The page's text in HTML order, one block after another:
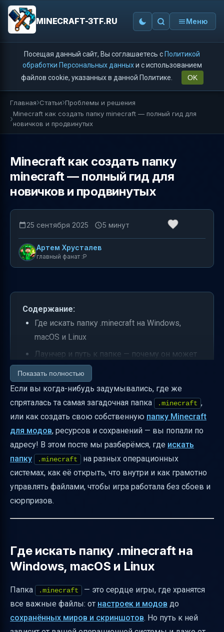
MINECRAFT-3TF.RU Меню
Посещая данный сайт, Вы соглашаетесь с Политикой
обработки Персональных данныхи с использованием
файлов cookie, указанных в данной Политике.
OK
Главная Статьи Проблемы и решения
Minecraft как создать папку minecraft — полный гид для
новичков и продвинутых
Minecraft как создать папку
minecraft — полный гид для
новичков и продвинутых
25 сентября 2025 5 минут
Артем Хрусталев
главный фанат :P
Содержание:
Где искать папку .minecraft на Windows,
macOS и Linux
Лаунчер и путь к папке — почему он может
отличаться
Что внутри папки .minecraft и зачем это
нужно
Как создать локальный пакет ресурсов для
сохранённого мира
Как найти скриншоты и сохранённые миры
Резервное копирование и перенос папки
.minecraft
Практические советы по управлению
файлами в .minecraft
Кратко о Test.json и переименовании
версий
Заключение
Показать полностью
Если вы когда-нибудь задумывались, где же
спряталась та самая загадочная папка
.minecraft ,
или как создать свою собственную папку Minecraft
для модов, ресурсов и сохранений — вы попали по
адресу! В этом посте мы разберёмся, где искать
папку
.minecraft
на разных операционных
системах, как её открыть, что внутри и как грамотно
управлять файлами, чтобы игра работала без сбоев и
сюрпризов.
Где искать папку .minecraft на
Windows, macOS и Linux
Папка .minecraft
— это сердце игры, где хранятся
все важные файлы: от настроек и модов до
сохранённых миров и скриншотов. Но путь к ней